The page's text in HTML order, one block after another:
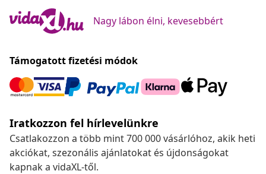
Nagy lábon élni, kevesebbért
Támogatott fizetési módok
Iratkozzon fel hírlevelünkre
Csatlakozzon a több mint 700 000 vásárlóhoz, akik heti
akciókat, szezonális ajánlatokat és újdonságokat
kapnak a vidaXL-től.